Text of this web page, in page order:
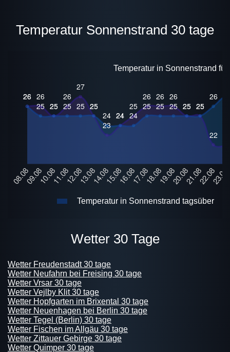
Temperatur Sonnenstrand 30 tage
Temperatur in Sonnenstrand
Temperatur in Sonnenstrand tagsüber
Wetter 30 Tage
Wetter Freudenstadt 30 tage
Wetter Neufahrn bei Freising 30 tage
Wetter Vrsar 30 tage
Wetter Vejlby Klit 30 tage
Wetter Hopfgarten im Brixental 30 tage
Wetter Neuenhagen bei Berlin 30 tage
Wetter Tegel (Berlin) 30 tage
Wetter Fischen im Allgäu 30 tage
Wetter Zittauer Gebirge 30 tage
Wetter Quimper 30 tage